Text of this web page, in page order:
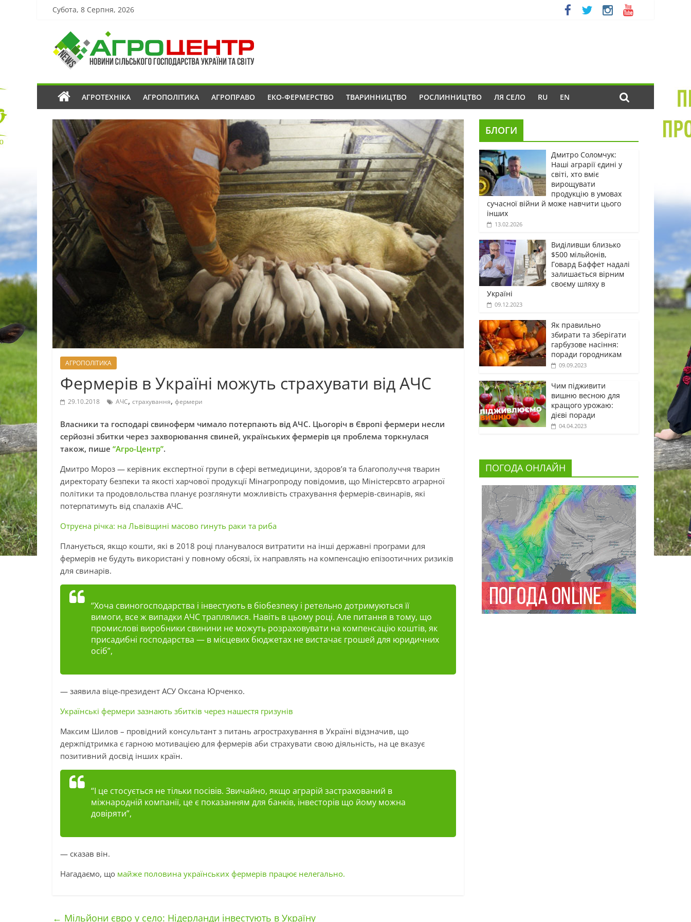
Субота, 8 Серпня, 2026
АГРОТЕХНІКА АГРОПОЛІТИКА АГРОПРАВО ЕКО-ФЕРМЕРСТВО ТВАРИННИЦТВО РОСЛИННИЦТВО ЛЯ СЕЛО RU EN
АГРОПОЛІТИКА
Фермерів в Україні можуть страхувати від АЧС
29.10.2018 АЧС, страхування, фермери
Власники та господарі свиноферм чимало потерпають від АЧС. Цьогоріч в Європі фермери несли
серйозні збитки через захворювання свиней, українських фермерів ця проблема торкнулася
також, пише “Агро-Центр”.
Дмитро Мороз — керівник експертної групи в сфері ветмедицини, здоров’я та благополуччя тварин
директорату безпеки та якості харчової продукції Мінагропроду повідомив, що Міністерсвто аграрної
політики та продовлольства планує розглянути можливість страхування фермерів-свинарів, які
потерпатимуть від спалахів АЧС.
Отруєна річка: на Львівщині масово гинуть раки та риба
Планується, якщо кошти, які в 2018 році планувалося витратити на інші державні програми для
фермерів не будуть використані у повному обсязі, їх направлять на компенсацію епізоотичних ризиків
для свинарів.
“Хоча свиногосподарства і інвестують в біобезпеку і ретельно дотримуються її
вимоги, все ж випадки АЧС траплялися. Навіть в цьому році. Але питання в тому, що
промислові виробники свинини не можуть розраховувати на компенсацію коштів, як
присадибні господарства — в місцевих бюджетах не вистачає грошей для юридичних
осіб”,
— заявила віце-президент АСУ Оксана Юрченко.
Українські фермери зазнають збитків через нашестя гризунів
Максим Шилов – провідний консультант з питань агрострахування в Україні відзначив, що
держпідтримка є гарною мотивацією для фермерів аби страхувати свою діяльність, на це вказує
позитивний досвід інших країн.
“І це стосується не тільки посівів. Звичайно, якщо аграрій застрахований в
міжнародній компанії, це є показанням для банків, інвесторів що йому можна
довіряти”,
— сказав він.
Нагадаємо, що майже половина українських фермерів працює нелегально.
← Мільйони євро у село: Нідерланди інвестують в Україну
БЛОГИ
Дмитро Соломчук:
Наші аграрії єдині у
світі, хто вміє
вирощувати
продукцію в умовах
сучасної війни й може навчити цього
інших
13.02.2026
Виділивши близько
$500 мільйонів,
Говард Баффет надалі
залишається вірним
своєму шляху в
Україні
09.12.2023
Як правильно
збирати та зберігати
гарбузове насіння:
поради городникам
09.09.2023
Чим підживити
вишню весною для
кращого урожаю:
дієві поради
04.04.2023
ПОГОДА ОНЛАЙН